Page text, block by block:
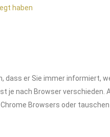
haben
er Sie immer informiert,
je nach Browser
Browsers oder